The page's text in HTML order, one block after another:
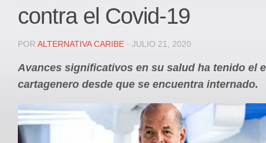
JUDICIAL
DEPARTAMENTAL
Internacional
Contactenos
contra el Covid-19
POR ALTERNATIVA CARIBE · JULIO 21, 2020
Avances significativos en su salud ha tenido el
cartagenero desde que se encuentra internado.